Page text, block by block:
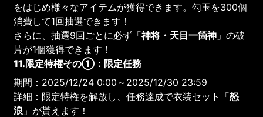
をはじめ様々なアイテムが獲得できます。勾玉を300個
消費して1回抽選できます！
さらに、抽選9回ごとに必ず「神将・天目一箇神 」の破
片が1個獲得できます！
11.限定特権その①：限定任務
期間：2025/12/24 0:00～2025/12/30 23:59
詳細：限定特権を解放し、任務達成で衣装セット「怒
浪 」が貰えます！